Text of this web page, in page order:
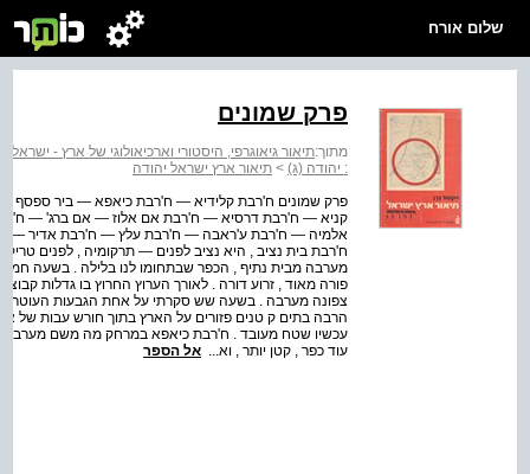
שלום אורח
פרק שמונים
מתוך:תיאור גיאוגרפי, היסטורי וארכיאולוגי של ארץ -
: יהודה (ג) > תיאור ארץ ישראל יהודה
פרק שמונים ח'רבת קלידיא — ח'רבת כיאפא — ביר ספסף
קניא — ח'רבת דרסיא — ח'רבת אם אלוז — אם ברג' —
אלמיה — ח'רבת ע'ראבה — ח'רבת עלץ — ח'רבת אדיר —
פורה מאוד , זרוע דורה . לאורך הערוץ החרוץ בו גדלות
הרבה בתים ק טנים פזורים על הארץ בתוך חורש עבות של
עכשיו שטח מעובד . ח'רבת כיאפא במרחק מה משם מערבה
עוד כפר , קטן יותר , וא... אל הספר